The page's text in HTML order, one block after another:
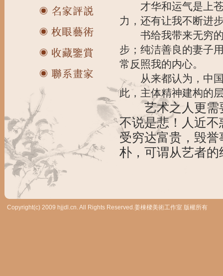
才华和运气是上苍
力，还有让我不断进
书给我带来无穷的
步；纯洁善良的妻子
常反照我的内心。
从来都认为，中国
此，主体精神建构的
艺术之人更需要
不说是悲！人近
受穷达富贵，毁
朴，可谓从艺者的
Copyright(c) 2009 hjjdl.cn. All Rights Reserved.姜棟樑美術工作室 版權所有